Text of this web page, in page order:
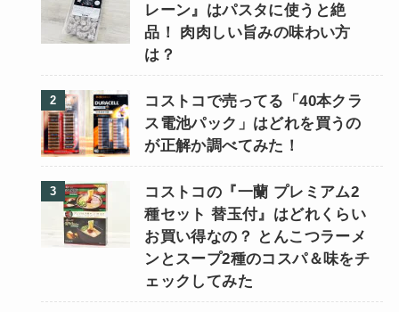
レーン』はパスタに使うと絶
品！ 肉肉しい旨みの味わい方
は？
コストコで売ってる「40本クラ
ス電池パック」はどれを買うの
が正解か調べてみた！
コストコの『一蘭 プレミアム2
種セット 替玉付』はどれくらい
お買い得なの？ とんこつラーメ
ンとスープ2種のコスパ＆味をチ
ェックしてみた